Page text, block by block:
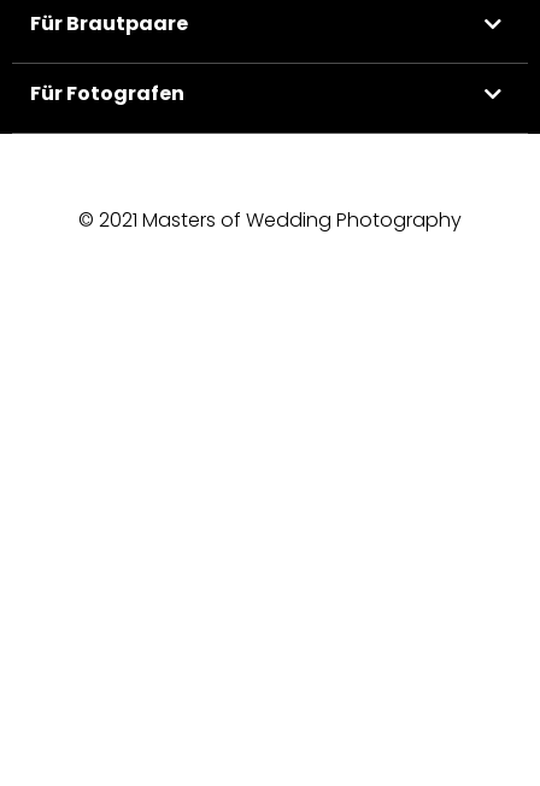
Für Brautpaare
Für Fotografen
© 2021 Masters of Wedding Photography